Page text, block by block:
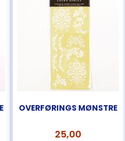
OVERFØRINGS MØNSTRE
25,00